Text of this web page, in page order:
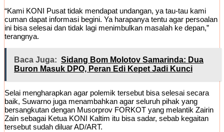
“Kami KONI Pusat tidak mendapat undangan, ya tau-tau kami
cuman dapat informasi begini. Ya harapanya tentu agar persoalan
ini bisa selesai dan tidak lagi menimbulkan masalah ke depan,”
terangnya.
Baca Juga: Sidang Bom Molotov Samarinda: Dua
Buron Masuk DPO, Peran Edi Kepet Jadi Kunci
Selai mengharapkan agar polemik tersebut bisa selesai secara
baik, Suwarno juga menambahkan agar seluruh pihak yang
bersangkutan dengan Musorprov FORKOT yang melantik Zairin
Zain sebagai Ketua KONI Kaltim itu bisa sadar, sebab kegaitan
tersebut sudah diluar AD/ART.